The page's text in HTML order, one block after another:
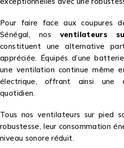
Pour faire face aux coupures
Sénégal, nos ventilateurs
constituent une alternative
appréciée. Équipés d’une
une ventilation continue même
électrique, offrant ainsi une
quotidien.
Tous nos ventilateurs sur pied
robustesse, leur consommation
niveau sonore réduit.